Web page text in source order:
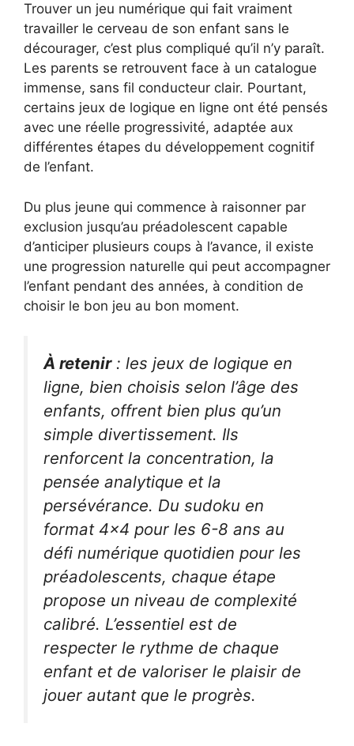
Trouver un jeu numérique qui fait vraiment
travailler le cerveau de son enfant sans le
décourager, c’est plus compliqué qu’il n’y paraît.
Les parents se retrouvent face à un catalogue
immense, sans fil conducteur clair. Pourtant,
certains jeux de logique en ligne ont été pensés
avec une réelle progressivité, adaptée aux
différentes étapes du développement cognitif
de l’enfant.
Du plus jeune qui commence à raisonner par
exclusion jusqu’au préadolescent capable
d’anticiper plusieurs coups à l’avance, il existe
une progression naturelle qui peut accompagner
l’enfant pendant des années, à condition de
choisir le bon jeu au bon moment.
À retenir: les jeux de logique en
ligne, bien choisis selon l’âge des
enfants, offrent bien plus qu’un
simple divertissement. Ils
renforcent la concentration, la
pensée analytique et la
persévérance. Du sudoku en
format 4×4 pour les 6-8 ans au
défi numérique quotidien pour les
préadolescents, chaque étape
propose un niveau de complexité
calibré. L’essentiel est de
respecter le rythme de chaque
enfant et de valoriser le plaisir de
jouer autant que le progrès.